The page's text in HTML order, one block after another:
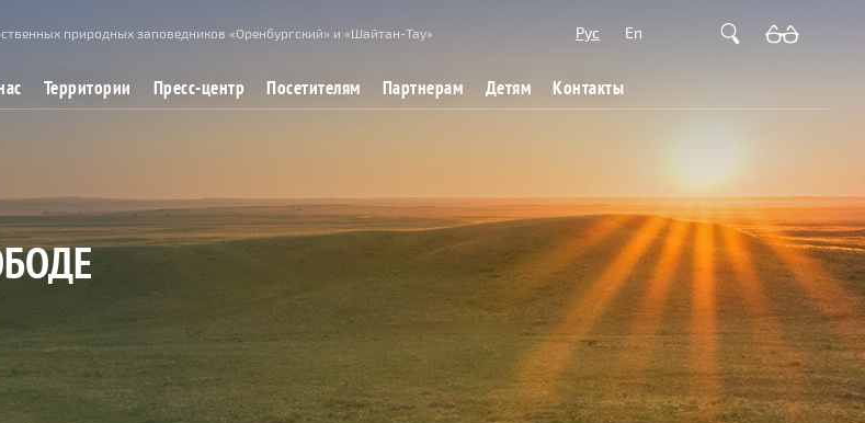
природных заповедников «Оренбургский» и «Шайтан-Тау» Рус En
Территории Пресс-центр Посетителям Партнерам Детям Контакты